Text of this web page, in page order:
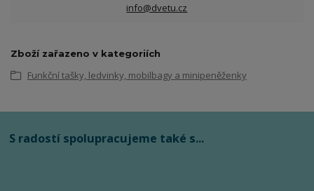
info@dvetu.cz
Zboží zařazeno v kategoriích
Funkční tašky, ledvinky, mobilbagy a minipeněženky
S radostí spolupracujeme také s...